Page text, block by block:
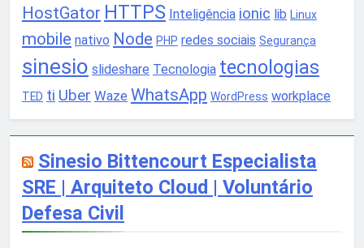
HostGator HTTPS Inteligência ionic lib Linux
mobile nativo Node PHP redes sociais Segurança
sinesio slideshare Tecnologia tecnologias
TED ti Uber Waze WhatsApp WordPress workplace
Sinesio Bittencourt Especialista
SRE | Arquiteto Cloud | Voluntário
Defesa Civil